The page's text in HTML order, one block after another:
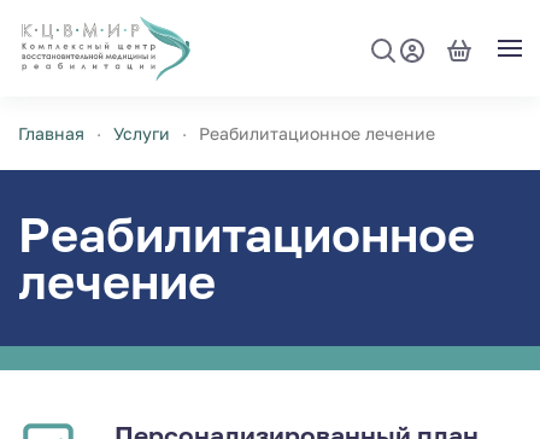
Перейти к содержимому
Главная Услуги Реабилитационное лечение
Реабилитаци­онное
лечение